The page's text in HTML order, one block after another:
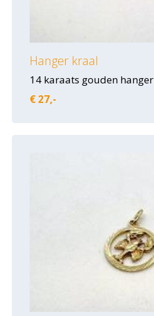
Hanger kraal
14 karaats gouden hanger
€ 27,-